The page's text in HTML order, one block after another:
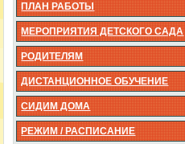
ПЛАН РАБОТЫ
МЕРОПРИЯТИЯ ДЕТСКОГО САДА
РОДИТЕЛЯМ
ДИСТАНЦИОННОЕ ОБУЧЕНИЕ
СИДИМ ДОМА
РЕЖИМ / РАСПИСАНИЕ